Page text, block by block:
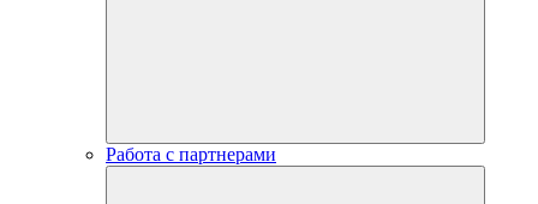
Работа с партнерами